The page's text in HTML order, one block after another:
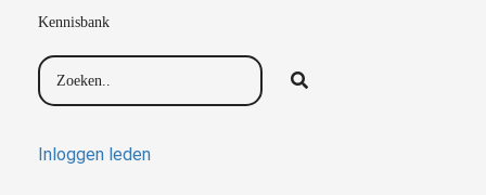
Kennisbank
Inloggen leden